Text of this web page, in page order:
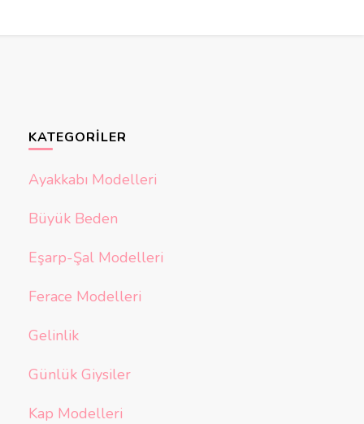
KATEGORILER
Ayakkabı Modelleri
Büyük Beden
Eşarp-Şal Modelleri
Ferace Modelleri
Gelinlik
Günlük Giysiler
Kap Modelleri